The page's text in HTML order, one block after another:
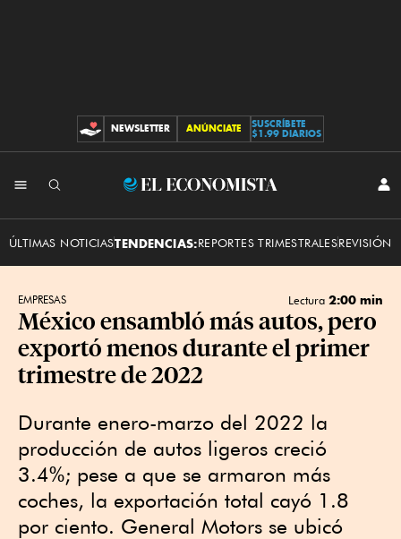
CONTRIBUCIONES
NEWSLETTER ANÚNCIATE
SUSCRÍBETE
$1.99 DIARIOS
El
ÚLTIMAS NOTICIASTENDENCIAS:REPORTES TRIMESTRALESREVISIÓN
EMPRESAS Lectura 2:00 min
México ensambló más autos, pero
exportó menos durante el primer
trimestre de 2022
Durante enero-marzo del 2022 la
producción de autos ligeros creció
3.4%; pese a que se armaron más
coches, la exportación total cayó 1.8
por ciento. General Motors se ubicó